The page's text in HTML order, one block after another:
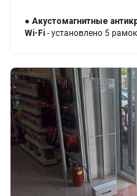
● Акустомагнитные
Wi-Fi - установлено 5